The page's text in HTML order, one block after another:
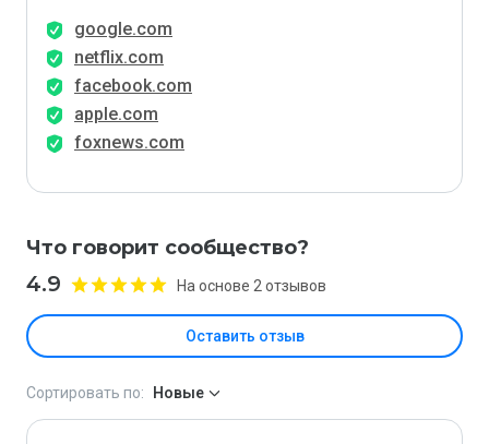
google.com
netflix.com
facebook.com
apple.com
foxnews.com
Что говорит сообщество?
4.9 На основе 2 отзывов
Оставить отзыв
Сортировать по: Новые